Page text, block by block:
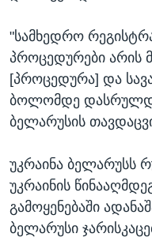
"სამხედრო
პროცედურები არის
[პროცედურა] და
ბოლომდე
ბელარუსის
უკრაინა ბელარუსს
უკრაინის
გამოყენებაში
ბელარუსი